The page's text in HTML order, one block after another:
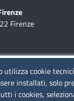
Firenze
utilizza cookie
installati, solo
i cookies,